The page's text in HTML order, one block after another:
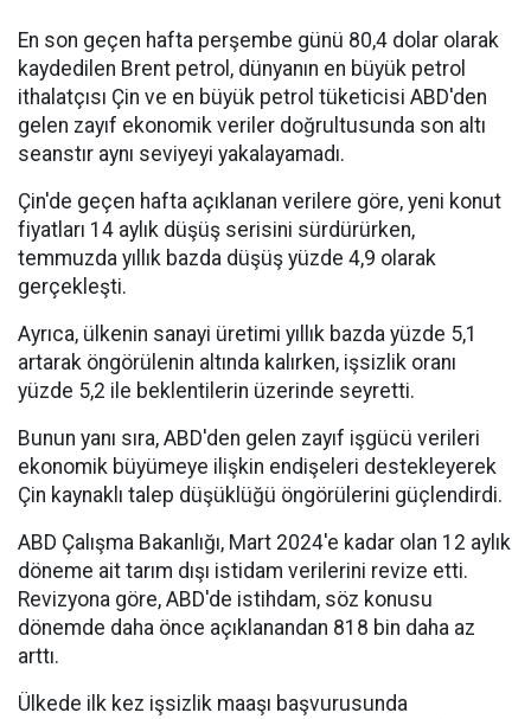
En son geçen hafta perşembe günü 80,4 dolar olarak
kaydedilen Brent petrol, dünyanın en büyük petrol
ithalatçısı Çin ve en büyük petrol tüketicisi ABD'den
gelen zayıf ekonomik veriler doğrultusunda son altı
seanstır aynı seviyeyi yakalayamadı.
Çin'de geçen hafta açıklanan verilere göre, yeni konut
fiyatları 14 aylık düşüş serisini sürdürürken,
temmuzda yıllık bazda düşüş yüzde 4,9 olarak
gerçekleşti.
Ayrıca, ülkenin sanayi üretimi yıllık bazda yüzde 5,1
artarak öngörülenin altında kalırken, işsizlik oranı
yüzde 5,2 ile beklentilerin üzerinde seyretti.
Bunun yanı sıra, ABD'den gelen zayıf işgücü verileri
ekonomik büyümeye ilişkin endişeleri destekleyerek
Çin kaynaklı talep düşüklüğü öngörülerini güçlendirdi.
ABD Çalışma Bakanlığı, Mart 2024'e kadar olan 12 aylık
döneme ait tarım dışı istidam verilerini revize etti.
Revizyona göre, ABD'de istihdam, söz konusu
dönemde daha önce açıklanandan 818 bin daha az
arttı.
Ülkede ilk kez işsizlik maaşı başvurusunda